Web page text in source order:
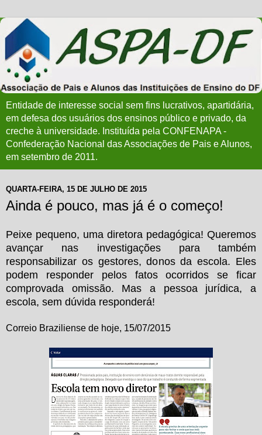
Entidade de interesse social sem fins lucrativos, apartidária,
em defesa dos usuários dos ensinos público e privado, da
creche à universidade. Instituída pela CONFENAPA -
Confederação Nacional das Associações de Pais e Alunos,
em setembro de 2011.
QUARTA-FEIRA, 15 DE JULHO DE 2015
Ainda é pouco, mas já é o começo!
Peixe pequeno, uma diretora pedagógica! Queremos
avançar nas investigações para também
responsabilizar os gestores, donos da escola. Eles
podem responder pelos fatos ocorridos se ficar
comprovada omissão. Mas a pessoa jurídica, a
escola, sem dúvida responderá!
Correio Braziliense de hoje, 15/07/2015